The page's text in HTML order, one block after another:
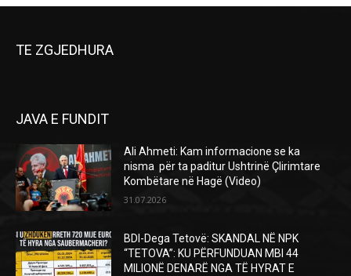
TE ZGJEDHURA
JAVA E FUNDIT
Ali Ahmeti: Kam informacione se ka
nisma për ta paditur Ushtrinë Çlirimtare
Kombëtare në Hagë (Video)
31.07.2026
BDI-Dega Tetovë: SKANDAL NË NPK
“TETOVA”: KU PËRFUNDUAN MBI 44
MILIONË DENARË NGA TË HYRAT E